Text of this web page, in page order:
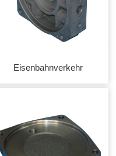
Eisenbahnverkehr